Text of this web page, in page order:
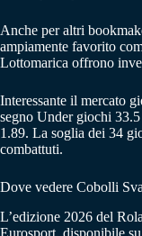
Anche per altri
ampiamente favorito
Lottomarica offrono
Interessante il mercato
segno Under giochi
1.89. La soglia dei 34
combattuti.
Dove vedere Cobolli
L’edizione 2026 del
Eurosport, disponibile